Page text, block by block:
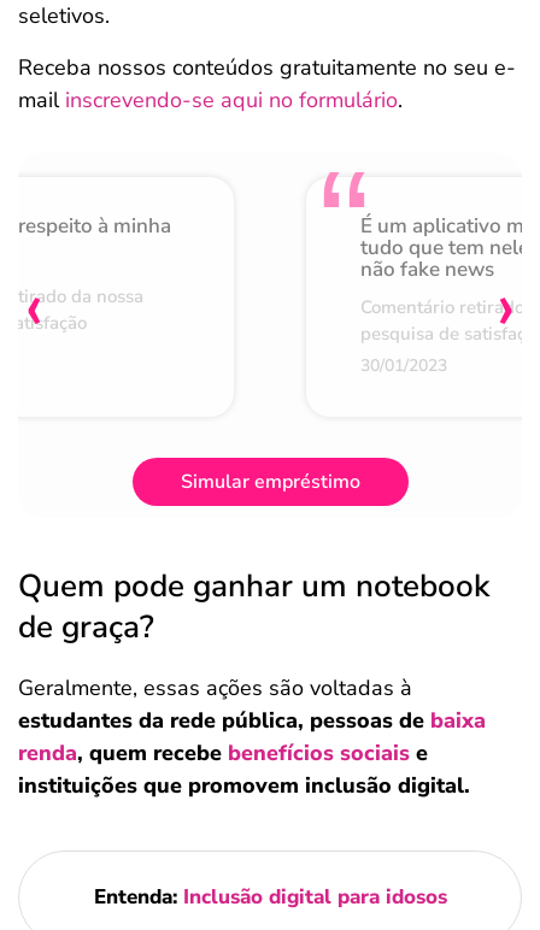
seletivos.
Receba nossos conteúdos gratuitamente no seu e-
mail inscrevendo-se aqui no formulário.
respeito à minha
da nossa
É um aplicativo
tudo que tem nele
não fake news
Comentário retirado
pesquisa de
30/01/2023
‹ ›
Simular empréstimo
Quem pode ganhar um notebook
de graça?
Geralmente, essas ações são voltadas à
estudantes da rede pública, pessoas de baixa
renda, quem recebe benefícios sociais e
instituições que promovem inclusão digital.
Entenda: Inclusão digital para idosos